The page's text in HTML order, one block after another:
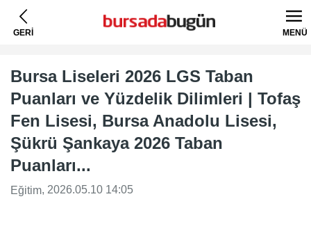
GERİ MENÜ
Bursa Liseleri 2026 LGS Taban
Puanları ve Yüzdelik Dilimleri | Tofaş
Fen Lisesi, Bursa Anadolu Lisesi,
Şükrü Şankaya 2026 Taban
Puanları...
Eğitim, 2026.05.10 14:05